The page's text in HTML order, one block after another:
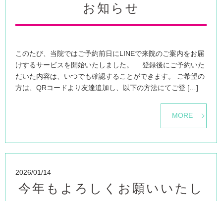
お知らせ
このたび、当院ではご予約前日にLINEで来院のご案内をお届
けするサービスを開始いたしました。 登録後にご予約いた
だいた内容は、いつでも確認することができます。 ご希望の
方は、QRコードより友達追加し、以下の方法にてご登 […]
MORE
2026/01/14
今年もよろしくお願いいたし